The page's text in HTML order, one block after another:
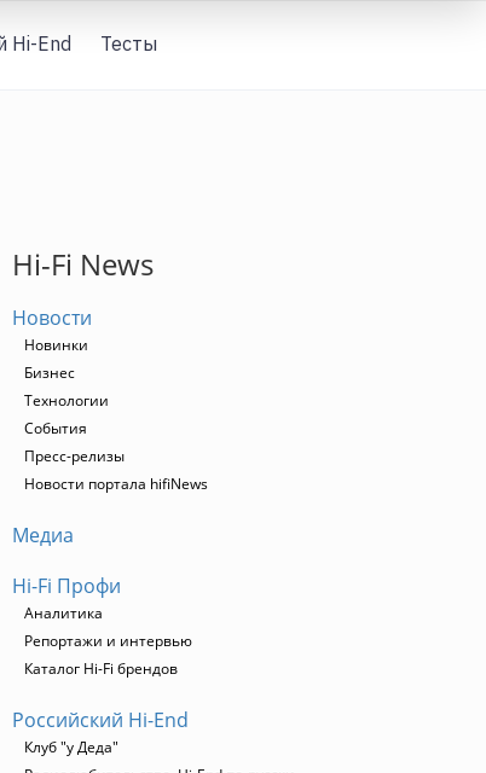
Hi-End Тесты
Hi-Fi News
Новости
Новинки
Бизнес
Технологии
События
Пресс-релизы
Новости портала hifiNews
Медиа
Hi-Fi Профи
Аналитика
Репортажи и интервью
Каталог Hi-Fi брендов
Российский Hi-End
Клуб "у Деда"